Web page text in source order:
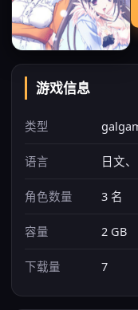
游戏信息
类型
语言 日文
角色数量 3 名
容量 2 GB
下载量 7